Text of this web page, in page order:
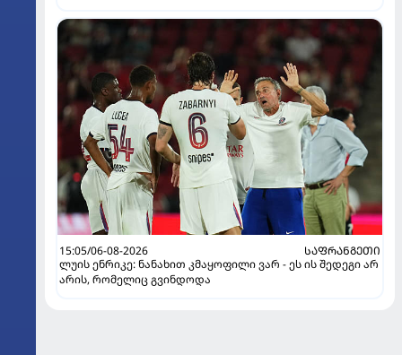
15:05/06-08-2026
ᲡᲐᲤᲠᲐᲜᲒᲔᲗᲘ
ლუის ენრიკე: ნანახით კმაყოფილი ვარ - ეს ის შედეგი არ
არის, რომელიც გვინდოდა